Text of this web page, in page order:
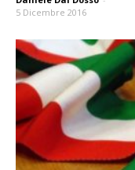
5 Dicembre 2016